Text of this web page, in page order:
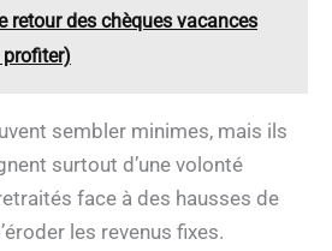
retour des chèques vacances
sembler minimes, mais ils
surtout d’une volonté
face à des hausses de
les revenus fixes.